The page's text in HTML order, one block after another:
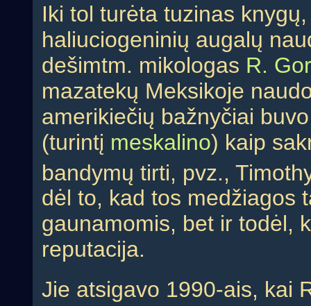
Iki tol turėta tuzinas
haliuciogeninių augalų
dešimtm. mikologas R.
mazatekų Meksikoje
amerikiečių bažnyčiai
(turintį meskalino) kaip
bandymų tirti, pvz.,
dėl to, kad tos medžiagos
gaunamomis, bet ir todėl,
reputacija.
Jie atsigavo 1990-ais, kai